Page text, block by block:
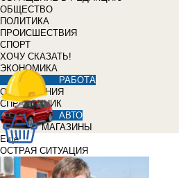
ОБЩЕСТВО
ПОЛИТИКА
ПРОИСШЕСТВИЯ
СПОРТ
ХОЧУ СКАЗАТЬ!
ЭКОНОМИКА
РАБОТА
ОБЪЯВЛЕНИЯ
СПРАВОЧНИК
АВТО
МАГАЗИНЫ
Еще
ОСТРАЯ СИТУАЦИЯ